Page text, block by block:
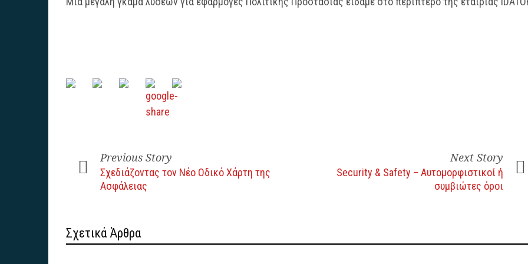
Previous Story
Σχεδιάζοντας τον Νέο Οδικό Χάρτη της
Ασφάλειας
Next Story
Security & Safety – Αυτομορφιστικοί ή
συμβιώτες όροι
Σχετικά Άρθρα